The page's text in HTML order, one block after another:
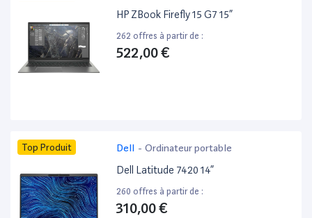
HP ZBook Firefly 15 G7 15”
262 offres à partir de :
522,00 €
Top Produit Dell - Ordinateur portable
Dell Latitude 7420 14”
260 offres à partir de :
310,00 €